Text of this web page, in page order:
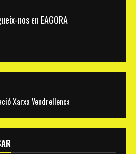
nos en EAGORA
Xarxa Vendrellenca